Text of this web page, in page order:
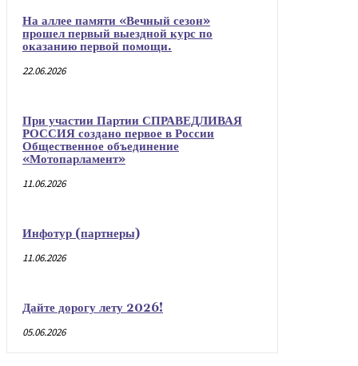
На аллее памяти «Вечный сезон»
прошел первый выездной курс по
оказанию первой помощи.
22.06.2026
При участии Партии СПРАВЕДЛИВАЯ
РОССИЯ создано первое в России
Общественное объединение
«Мотопарламент»
11.06.2026
Инфотур (партнеры)
11.06.2026
Дайте дорогу лету 2026!
05.06.2026